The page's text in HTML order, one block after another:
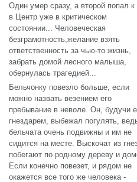
Один умер сразу, а второй попал к
в Центр уже в критическом
состоянии... Человеческая
безграмотность,желание взять
ответственность за чью-то жизнь,
забрать домой лесного малыша,
обернулась трагедией...
Бельчонку повезло больше, если
можно назвать везением его
пребывание в неволе. Он, будучи
гнездарем, выбежал погулять,
бельчата очень подвижны и им не
сидится на месте. Выскочат из
побегают по родному дереву и
Если конечно повезет, и рядом не
окажется все того же человека -